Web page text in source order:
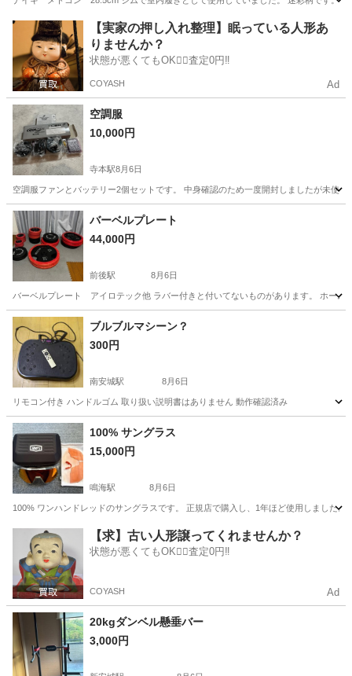
愛知 日進市 赤池駅 フィットネス、トレーニング
【実家の押し入れ整理】眠っている人形あ
りませんか？
状態が悪くてもOK🙆‍♀️査定0円‼️
COYASH Ad
空調服
10,000円
寺本駅8月6日
空調服ファンとバッテリー2個セットです。 中身確認のため一度開封しましたが未使
愛知 知多市 寺本駅 その他
バーベルプレート
44,000円
前後駅 8月6日
バーベルプレート アイロテック他 ラバー付きと付いてないものがあります。 ホーム
愛知 豊明市 前後駅 フィットネス、トレーニング
ブルブルマシーン？
300円
南安城駅 8月6日
リモコン付き ハンドルゴム 取り扱い説明書はありません 動作確認済み
愛知 安城市 南安城駅 フィットネス、トレーニング
100% サングラス
15,000円
鳴海駅 8月6日
100% ワンハンドレッドのサングラスです。 正規店で購入し、1年ほど使用しました。
名古屋市 鳴海駅 その他
【求】古い人形譲ってくれませんか？
状態が悪くてもOK🙆‍♀️査定0円‼️
COYASH Ad
20kgダンベル懸垂バー
3,000円